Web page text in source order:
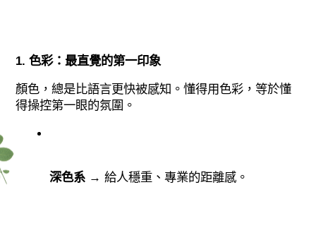
1. 色彩：最直覺的第一印象
顏色，總是比語言更快被感知。懂得用色彩，等於懂
得操控第一眼的氛圍。
深色系 → 給人穩重、專業的距離感。